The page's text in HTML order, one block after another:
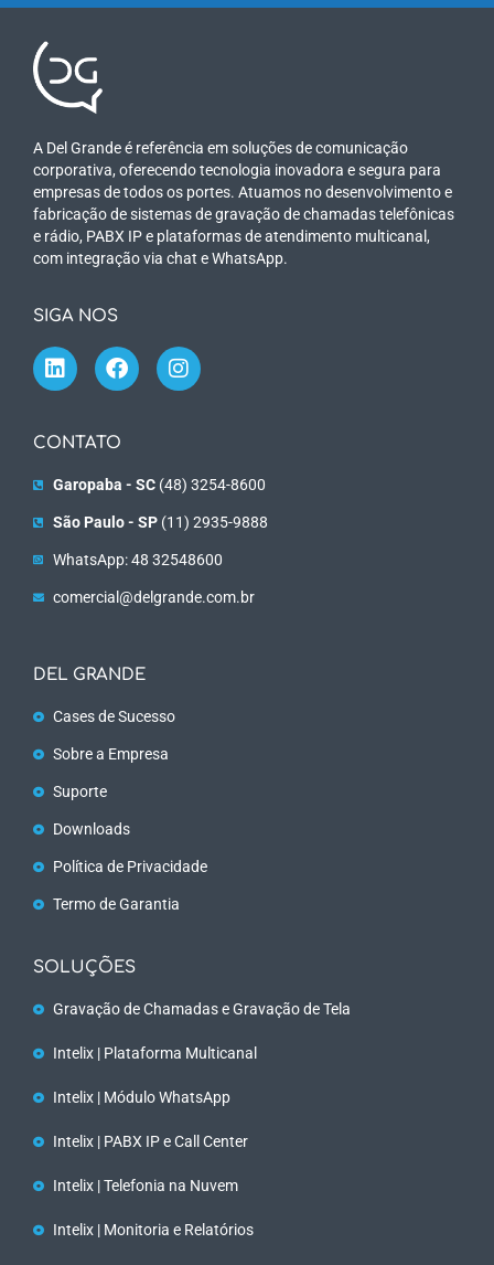
A Del Grande é referência em soluções de comunicação
corporativa, oferecendo tecnologia inovadora e segura para
empresas de todos os portes. Atuamos no desenvolvimento e
fabricação de sistemas de gravação de chamadas telefônicas
e rádio, PABX IP e plataformas de atendimento multicanal,
com integração via chat e WhatsApp.
SIGA NOS
CONTATO
Garopaba - SC(48) 3254-8600
São Paulo - SP(11) 2935-9888
WhatsApp: 48 32548600
comercial@delgrande.com.br
DEL GRANDE
Cases de Sucesso
Sobre a Empresa
Suporte
Downloads
Política de Privacidade
Termo de Garantia
SOLUÇÕES
Gravação de Chamadas e Gravação de Tela
Intelix | Plataforma Multicanal
Intelix | Módulo WhatsApp
Intelix | PABX IP e Call Center
Intelix | Telefonia na Nuvem
Intelix | Monitoria e Relatórios